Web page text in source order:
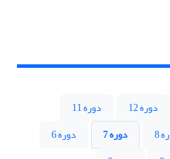
دوره 12
دوره 11
8 دوره 7
دوره 6